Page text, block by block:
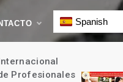
Spanish
Profesionales